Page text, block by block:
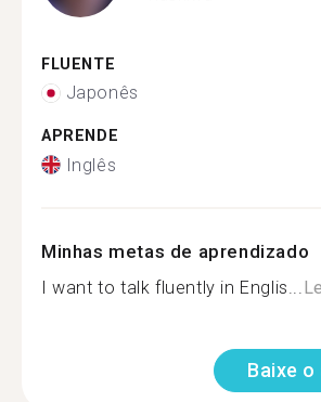
FLUENTE
Japonês
APRENDE
Inglês
Minhas metas de aprendizado
I want to talk fluently in Englis...
Baixe